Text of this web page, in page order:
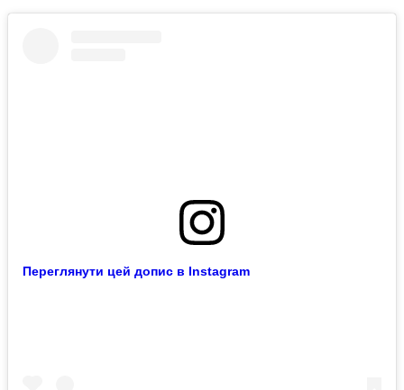
Переглянути цей допис в Instagram